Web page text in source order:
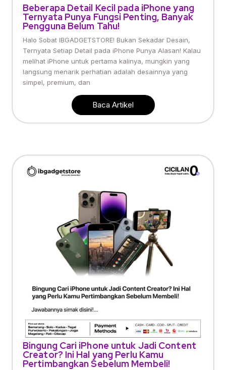
Beberapa Detail Kecil pada iPhone yang
Ternyata Punya Fungsi Penting, Banyak
Pengguna Belum Tahu!
Halo Sobat IBGADGETSTORE! Bukan Sekadar Desain,
Ternyata Setiap Detail pada iPhone Punya Alasan! Kalau
melihat iPhone untuk pertama kalinya, mungkin yang
langsung menarik perhatian adalah desainnya yang
simpel, premium, dan
Baca Artikel
Bingung Cari iPhone untuk Jadi Content
Creator? Ini Hal yang Perlu Kamu
Pertimbangkan Sebelum Membeli!